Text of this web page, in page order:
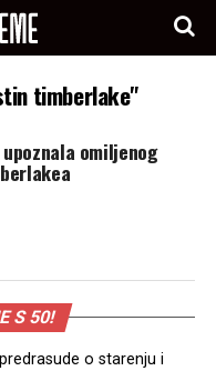
timberlake"
omiljenog
S 50!
o starenju i